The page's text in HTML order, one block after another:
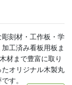
刻材・工作板・学
工済み看板用板ま
材まで豊富に取り
オリジナル木製丸
す。